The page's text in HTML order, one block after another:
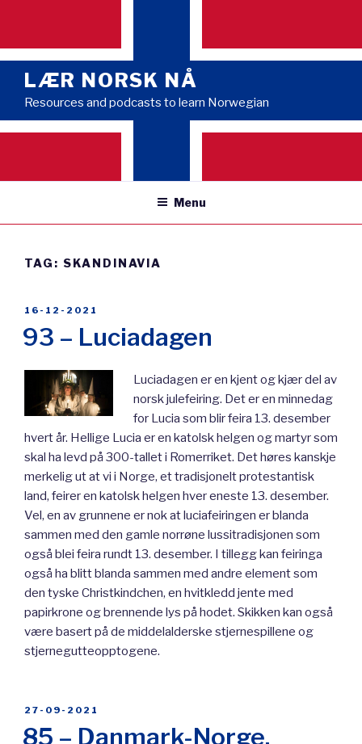
content
LÆR NORSK NÅ
Resources and podcasts to learn Norwegian
Menu
TAG: SKANDINAVIA
POSTED
16-12-2021
93 – Luciadagen
Luciadagen er en kjent og kjær del av
norsk julefeiring. Det er en minnedag
for Lucia som blir feira 13. desember
hvert år. Hellige Lucia er en katolsk helgen og martyr som
skal ha levd på 300-tallet i Romerriket. Det høres kanskje
merkelig ut at vi i Norge, et tradisjonelt protestantisk
land, feirer en katolsk helgen hver eneste 13. desember.
Vel, en av grunnene er nok at luciafeiringen er blanda
sammen med den gamle norrøne lussitradisjonen som
også blei feira rundt 13. desember. I tillegg kan feiringa
også ha blitt blanda sammen med andre element som
den tyske Christkindchen, en hvitkledd jente med
papirkrone og brennende lys på hodet. Skikken kan også
være basert på de middelalderske stjernespillene og
stjernegutteopptogene.
POSTED
27-09-2021
85 – Danmark-Norge,